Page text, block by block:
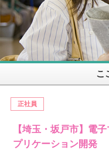
こ
正社員
【埼玉・坂戸市】電
プリケーション開発